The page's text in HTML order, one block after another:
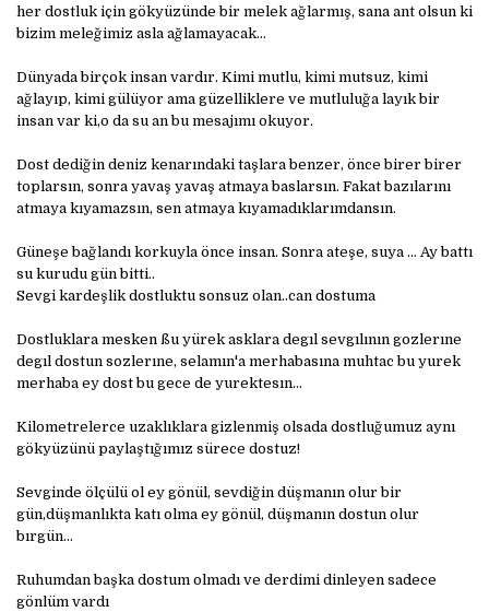
her dostluk için gökyüzünde bir melek ağlarmış, sana ant olsun ki
bizim meleğimiz asla ağlamayacak...
Dünyada birçok insan vardır. Kimi mutlu, kimi mutsuz, kimi
ağlayıp, kimi gülüyor ama güzelliklere ve mutluluğa layık bir
insan var ki,o da su an bu mesajımı okuyor.
Dost dediğin deniz kenarındaki taşlara benzer, önce birer birer
toplarsın, sonra yavaş yavaş atmaya baslarsın. Fakat bazılarını
atmaya kıyamazsın, sen atmaya kıyamadıklarımdansın.
Güneşe bağlandı korkuyla önce insan. Sonra ateşe, suya ... Ay battı
su kurudu gün bitti..
Sevgi kardeşlik dostluktu sonsuz olan..can dostuma
Dostluklara mesken ßu yürek asklara degıl sevgılının gozlerıne
degıl dostun sozlerıne, selamın'a merhabasına muhtac bu yurek
merhaba ey dost bu gece de yurektesın...
Kilometrelerce uzaklıklara gizlenmiş olsada dostluğumuz aynı
gökyüzünü paylaştığımız sürece dostuz!
Sevginde ölçülü ol ey gönül, sevdiğin düşmanın olur bir
gün,düşmanlıkta katı olma ey gönül, düşmanın dostun olur
bırgün...
Ruhumdan başka dostum olmadı ve derdimi dinleyen sadece
gönlüm vardı